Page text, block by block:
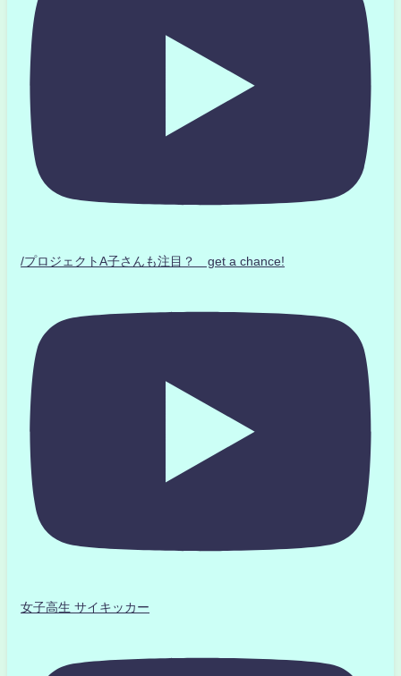
/プロジェクトA子さんも注目？ get a chance!
女子高生 サイキッカー